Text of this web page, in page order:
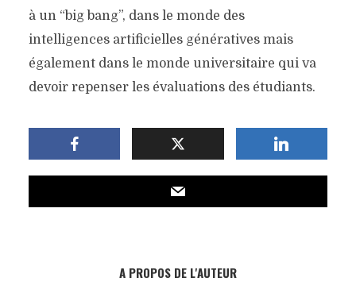
à un “big bang”, dans le monde des
intelligences artificielles génératives mais
également dans le monde universitaire qui va
devoir repenser les évaluations des étudiants.
A PROPOS DE L'AUTEUR